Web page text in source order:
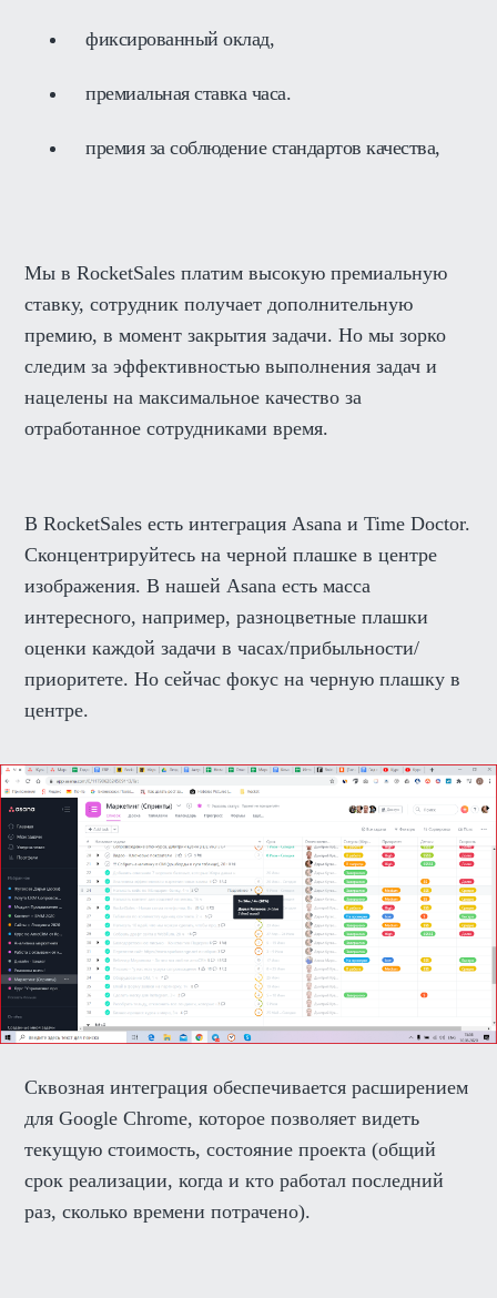
фиксированный оклад,
премиальная ставка часа.
премия за соблюдение стандартов качества,
Мы в RocketSales платим высокую премиальную
ставку, сотрудник получает дополнительную
премию, в момент закрытия задачи. Но мы зорко
следим за эффективностью выполнения задач и
нацелены на максимальное качество за
отработанное сотрудниками время.
В RocketSales есть интеграция Asana и Time Doctor.
Сконцентрируйтесь на черной плашке в центре
изображения. В нашей Asana есть масса
интересного, например, разноцветные плашки
оценки каждой задачи в часах/прибыльности/
приоритете. Но сейчас фокус на черную плашку в
центре.
Сквозная интеграция обеспечивается расширением
для Google Chrome, которое позволяет видеть
текущую стоимость, состояние проекта (общий
срок реализации, когда и кто работал последний
раз, сколько времени потрачено).